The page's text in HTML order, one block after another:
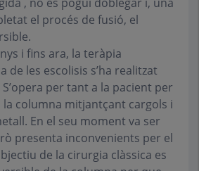
el procés de fusió, el
i fins ara, la teràpia
de les escolisis s’ha realitzat
per tant a la pacient per
la columna mitjantçant cargols i
En el seu moment va ser
presenta inconvenients per el
de la cirurgia clàssica es